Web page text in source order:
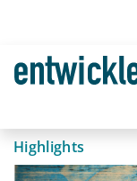
Highlights